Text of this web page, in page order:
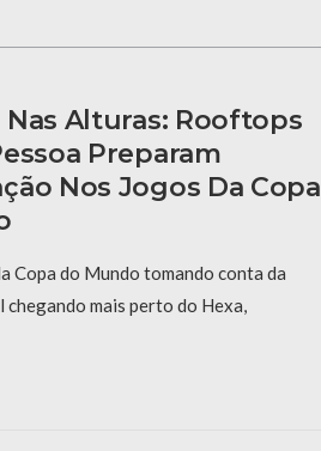
Alturas: Rooftops
Preparam
Nos Jogos Da Copa
Copa do Mundo tomando conta da
mais perto do Hexa,